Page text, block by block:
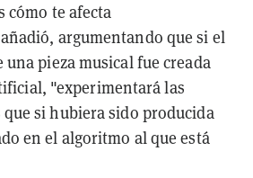
cómo te afecta
argumentando que si el
una pieza musical fue creada
"experimentará las
si hubiera sido producida
en el algoritmo al que está